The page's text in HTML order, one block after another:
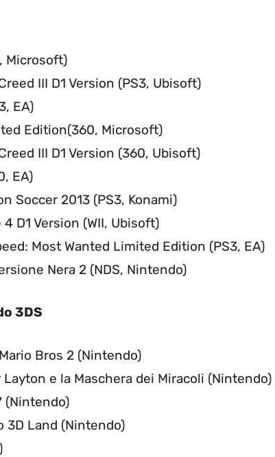
Microsoft)
III D1 Version (PS3, Ubisoft)
EA)
Edition(360, Microsoft)
III D1 Version (360, Ubisoft)
EA)
Soccer 2013 (PS3, Konami)
D1 Version (WII, Ubisoft)
Most Wanted Limited Edition (PS3, EA)
Nera 2 (NDS, Nintendo)
3DS
Bros 2 (Nintendo)
e la Maschera dei Miracoli (Nintendo)
(Nintendo)
3D Land (Nintendo)